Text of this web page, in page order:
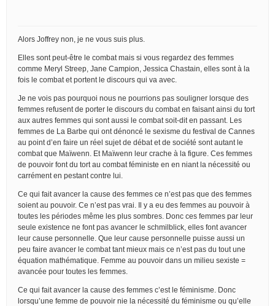
Alors Joffrey non, je ne vous suis plus.
Elles sont peut-être le combat mais si vous regardez des femmes
comme Meryl Streep, Jane Campion, Jessica Chastain, elles sont à la
fois le combat et portent le discours qui va avec.
Je ne vois pas pourquoi nous ne pourrions pas souligner lorsque des
femmes refusent de porter le discours du combat en faisant ainsi du tort
aux autres femmes qui sont aussi le combat soit-dit en passant. Les
femmes de La Barbe qui ont dénoncé le sexisme du festival de Cannes
au point d’en faire un réel sujet de débat et de société sont autant le
combat que Maïwenn. Et Maïwenn leur crache à la figure. Ces femmes
de pouvoir font du tort au combat féministe en en niant la nécessité ou
carrément en pestant contre lui.
Ce qui fait avancer la cause des femmes ce n’est pas que des femmes
soient au pouvoir. Ce n’est pas vrai. Il y a eu des femmes au pouvoir à
toutes les périodes même les plus sombres. Donc ces femmes par leur
seule existence ne font pas avancer le schmilblick, elles font avancer
leur cause personnelle. Que leur cause personnelle puisse aussi un
peu faire avancer le combat tant mieux mais ce n’est pas du tout une
équation mathématique. Femme au pouvoir dans un milieu sexiste =
avancée pour toutes les femmes.
Ce qui fait avancer la cause des femmes c’est le féminisme. Donc
lorsqu’une femme de pouvoir nie la nécessité du féminisme ou qu’elle